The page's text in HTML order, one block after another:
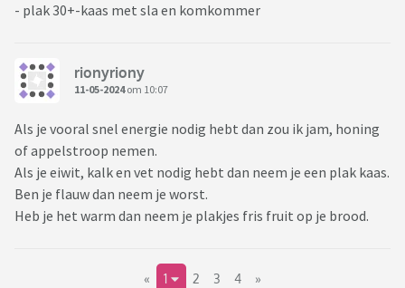
- plak 30+-kaas met sla en komkommer
rionyriony
11-05-2024om 10:07
Als je vooral snel energie nodig hebt dan zou ik jam, honing
of appelstroop nemen.
Als je eiwit, kalk en vet nodig hebt dan neem je een plak kaas.
Ben je flauw dan neem je worst.
Heb je het warm dan neem je plakjes fris fruit op je brood.
« 1 2 3 4 »